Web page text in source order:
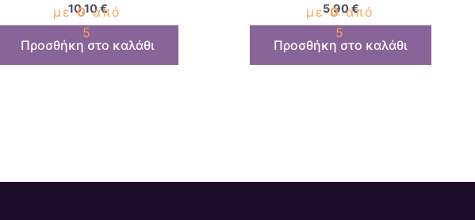
με0από
5
10,10€
Προσθήκη στο καλάθι
με0από
5
5,90€
Προσθήκη στο καλάθι